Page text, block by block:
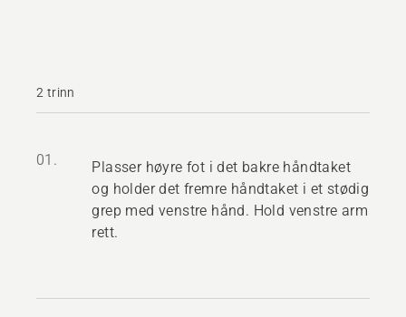
2 trinn
01.
Plasser høyre fot i det bakre håndtaket
og holder det fremre håndtaket i et stødig
grep med venstre hånd. Hold venstre arm
rett.